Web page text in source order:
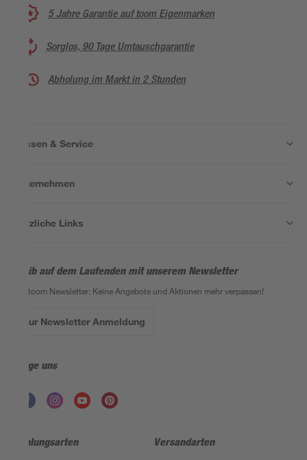
5 Jahre Garantie auf toom Eigenmarken
Sorglos, 90 Tage Umtauschgarantie
Abholung im Markt in 2 Stunden
Wissen & Service
Unternehmen
Nützliche Links
Bleib auf dem Laufenden mit unserem Newsletter
Der toom Newsletter: Keine Angebote und Aktionen mehr verpassen!
Zur Newsletter Anmeldung
Folge uns
Zahlungsarten Versandarten